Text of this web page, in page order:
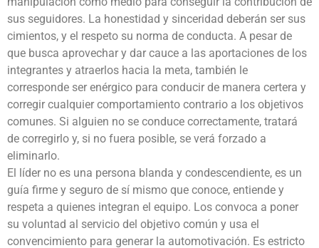
sus seguidores. La honestidad y sinceridad deberán ser sus
cimientos, y el respeto su norma de conducta. A pesar de
que busca aprovechar y dar cauce a las aportaciones de los
integrantes y atraerlos hacia la meta, también le
corresponde ser enérgico para conducir de manera certera y
corregir cualquier comportamiento contrario a los objetivos
comunes. Si alguien no se conduce correctamente, tratará
de corregirlo y, si no fuera posible, se verá forzado a
eliminarlo.
El líder no es una persona blanda y condescendiente, es un
guía firme y seguro de sí mismo que conoce, entiende y
respeta a quienes integran el equipo. Los convoca a poner
su voluntad al servicio del objetivo común y usa el
convencimiento para generar la automotivación. Es estricto